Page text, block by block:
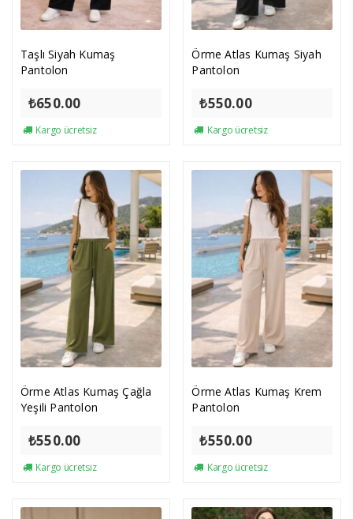
Taşlı Siyah Kumaş
Pantolon
₺650.00
Kargo ücretsiz
Örme Atlas Kumaş Siyah
Pantolon
₺550.00
Kargo ücretsiz
Örme Atlas Kumaş Çağla
Yeşili Pantolon
₺550.00
Kargo ücretsiz
Örme Atlas Kumaş Krem
Pantolon
₺550.00
Kargo ücretsiz